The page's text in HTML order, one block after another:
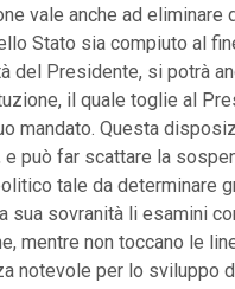
vale anche ad eliminare
Stato sia compiuto al
del Presidente, si potrà
il quale toglie al
mandato. Questa
e può far scattare la
tale da determinare
sua sovranità li esamini
mentre non toccano le
notevole per lo sviluppo